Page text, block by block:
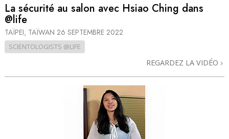
La sécurité au salon avec Hsiao Ching dans
@life
TAÏPEI, TAÏWAN 26 SEPTEMBRE 2022
SCIENTOLOGISTS @LIFE
REGARDEZ LA VIDÉO